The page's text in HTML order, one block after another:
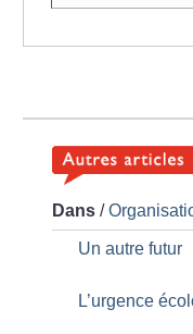
Dans /
Un autre futur
L’urgence